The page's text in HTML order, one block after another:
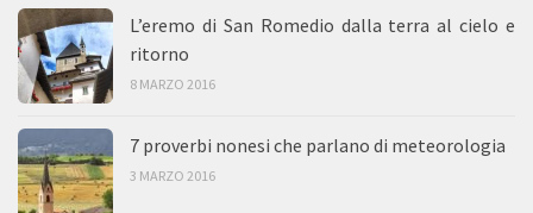
L’eremo di San Romedio dalla terra al cielo e
ritorno
8 MARZO 2016
7 proverbi nonesi che parlano di meteorologia
3 MARZO 2016